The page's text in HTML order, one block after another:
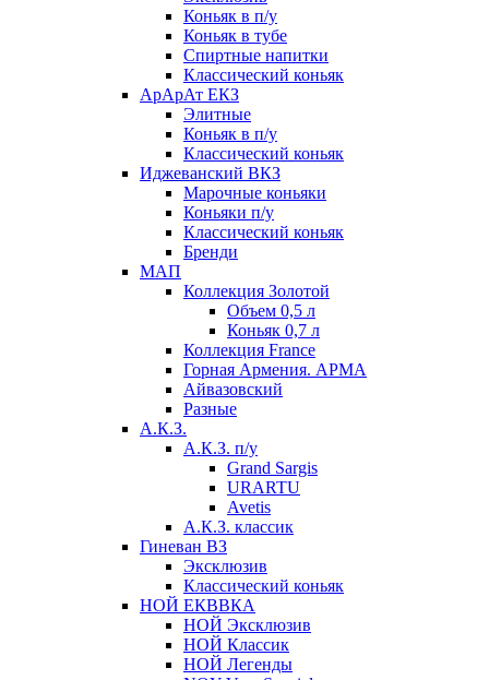
Коньяк в п/у
Коньяк в тубе
Спиртные напитки
Классический коньяк
АрАрАт ЕКЗ
Элитные
Коньяк в п/у
Классический коньяк
Иджеванский ВКЗ
Марочные коньяки
Коньяки п/у
Классический коньяк
Бренди
МАП
Коллекция Золотой
Объем 0,5 л
Коньяк 0,7 л
Коллекция France
Горная Армения. АРМА
Айвазовский
Разные
А.К.З.
А.К.З. п/у
Grand Sargis
URARTU
Avetis
А.К.З. классик
Гиневан ВЗ
Эксклюзив
Классический коньяк
НОЙ ЕКВВКА
НОЙ Эксклюзив
НОЙ Классик
НОЙ Легенды